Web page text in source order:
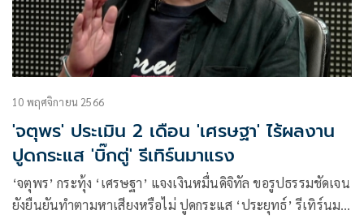
10 พฤศจิกายน 2566
'จตุพร' ประเมิน 2 เดือน 'เศรษฐา' ไร้ผลงาน
ปูดกระแส 'บิ๊กตู่' รีเทิร์นมาแรง
‘จตุพร’ กระทุ้ง ‘เศรษฐา’ แจงเงินหมื่นดิจิทัล ขอรูปธรรมชัดเจน
ยังยืนยันทำตามหาเสียงหรือไม่ ปูดกระแส ‘ประยุทธ์’ รีเทิร์นมา